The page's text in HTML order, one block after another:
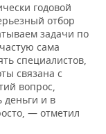
годовой
отбор
задачи по
сама
специалистов,
связана с
вопрос,
деньги и в
— отметил